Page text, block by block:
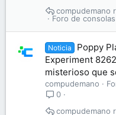
Foro de
compudemano
Noticia
Poppy
Experiment
misterioso que
compudemano
0
compudemano